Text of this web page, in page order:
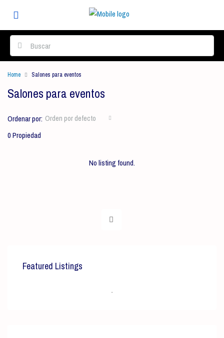
Home Salones para eventos
Salones para eventos
0 Propiedad
Ordenar por: Orden por defecto
No listing found.
Featured Listings